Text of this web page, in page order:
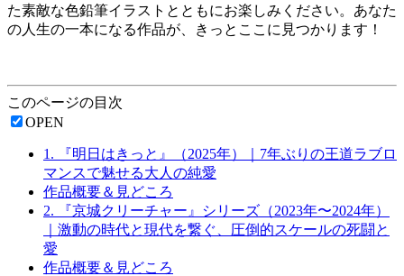
た素敵な色鉛筆イラストとともにお楽しみください。あなた
の人生の一本になる作品が、きっとここに見つかります！
このページの目次
OPEN
1. 『明日はきっと』（2025年）｜7年ぶりの王道ラブロ
マンスで魅せる大人の純愛
作品概要＆見どころ
2. 『京城クリーチャー』シリーズ（2023年〜2024年）
｜激動の時代と現代を繋ぐ、圧倒的スケールの死闘と
愛
作品概要＆見どころ